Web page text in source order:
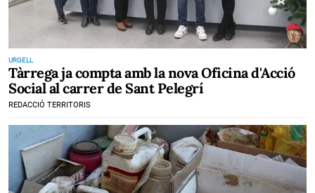
URGELL
Tàrrega ja compta amb la nova Oficina d'Acció
Social al carrer de Sant Pelegrí
REDACCIÓ TERRITORIS